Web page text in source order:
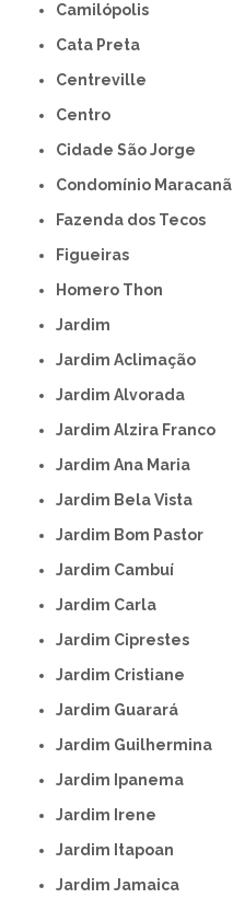
Camilópolis
Cata Preta
Centreville
Centro
Cidade São Jorge
Condomínio Maracanã
Fazenda dos Tecos
Figueiras
Homero Thon
Jardim
Jardim Aclimação
Jardim Alvorada
Jardim Alzira Franco
Jardim Ana Maria
Jardim Bela Vista
Jardim Bom Pastor
Jardim Cambuí
Jardim Carla
Jardim Ciprestes
Jardim Cristiane
Jardim Guarará
Jardim Guilhermina
Jardim Ipanema
Jardim Irene
Jardim Itapoan
Jardim Jamaica